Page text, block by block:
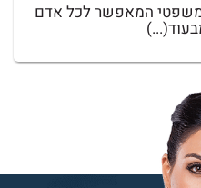
משפטי המאפשר לכל אדם